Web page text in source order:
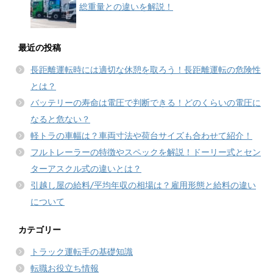
総重量との違いを解説！
最近の投稿
長距離運転時には適切な休憩を取ろう！長距離運転の危険性
とは？
バッテリーの寿命は電圧で判断できる！どのくらいの電圧に
なると危ない？
軽トラの車幅は？車両寸法や荷台サイズも合わせて紹介！
フルトレーラーの特徴やスペックを解説！ドーリー式とセン
ターアスクル式の違いとは？
引越し屋の給料/平均年収の相場は？雇用形態と給料の違い
について
カテゴリー
トラック運転手の基礎知識
転職お役立ち情報